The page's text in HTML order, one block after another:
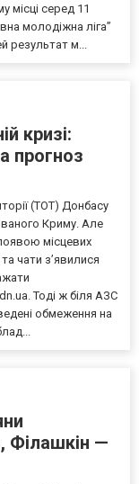
місці серед 11
молодіжна ліга”
результат м...
кризі:
прогноз
(ТОТ) Донбасу
Криму. Але
місцевих
чати з’явилися
Тоді ж біля АЗС
обмеження на
Філашкін —